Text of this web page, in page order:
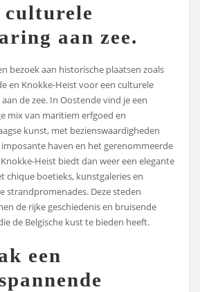
culturele
aan zee.
bezoek aan historische plaatsen zoals
en Knokke-Heist voor een culturele
de zee. In Oostende vind je een
mix van maritiem erfgoed en
kunst, met bezienswaardigheden
imposante haven en het gerenommeerde
Knokke-Heist biedt dan weer een elegante
chique boetieks, kunstgaleries en
strandpromenades. Deze steden
de rijke geschiedenis en bruisende
de Belgische kust te bieden heeft.
een